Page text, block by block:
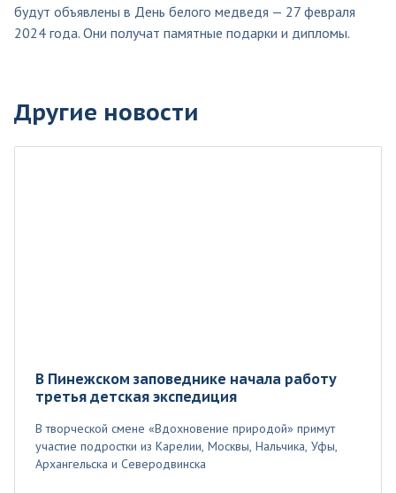
будут объявлены в День белого медведя — 27 февраля
2024 года. Они получат памятные подарки и дипломы.
Другие новости
В Пинежском заповеднике начала работу
третья детская экспедиция
В творческой смене «Вдохновение природой» примут
участие подростки из Карелии, Москвы, Нальчика, Уфы,
Архангельска и Северодвинска